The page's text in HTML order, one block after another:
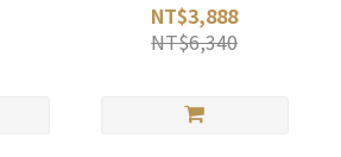
NT$3,888
NT$6,340